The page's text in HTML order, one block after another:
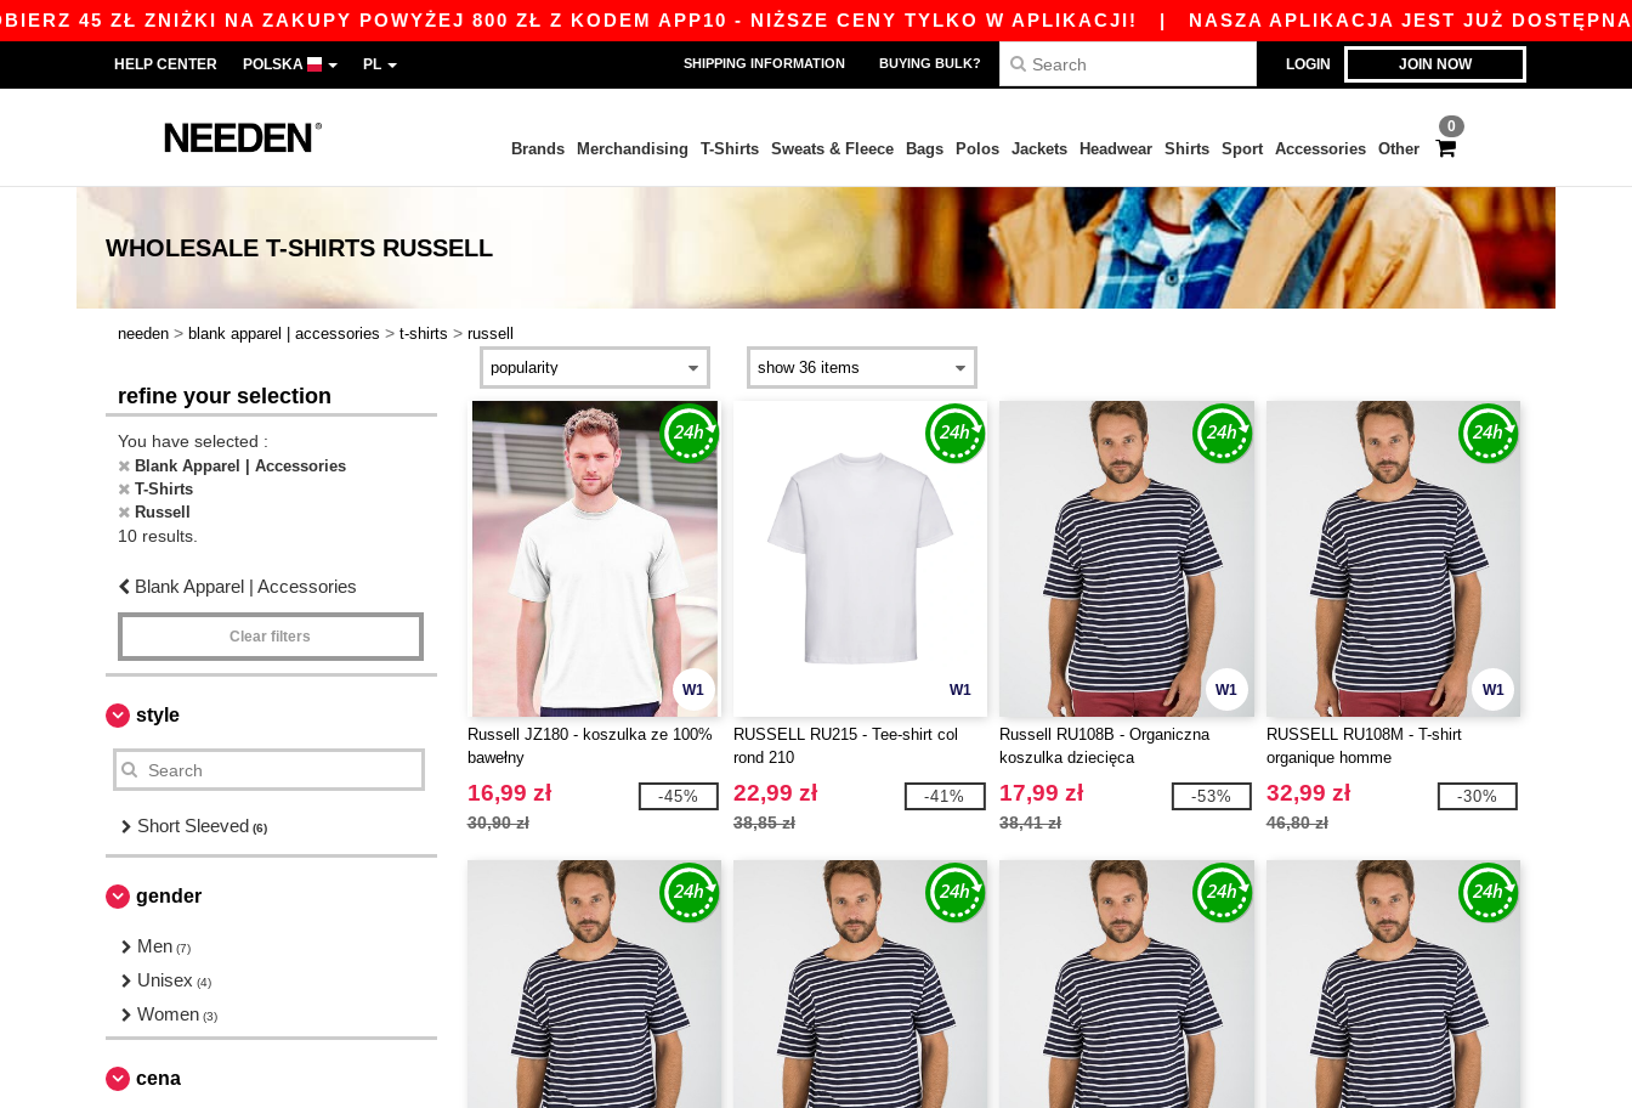
45 ZŁ ZNIŻKI NA ZAKUPY POWYŻEJ 800 ZŁ Z KODEM APP10 - NIŻSZE CENY TYLKO W APLIKACJI!| NASZA APLIKACJA JEST JUŻ DOSTĘPNA
LOGIN JOIN NOW
HELP CENTER POLSKA PL SHIPPING INFORMATION BUYING BULK?
0
Brands Merchandising T-Shirts Sweats & Fleece Bags Polos Jackets Headwear Shirts Sport Accessories Other
WHOLESALE T-SHIRTS RUSSELL
needen > blank apparel | accessories > t-shirts > russell
refine your selection
You have selected :
Blank Apparel | Accessories
T-Shirts
Russell
10 results.
Blank Apparel | Accessories
Clear filters
style
Short Sleeved (6)
gender
Men (7)
Unisex (4)
Women (3)
cena
W1
Russell JZ180 - koszulka ze 100%
bawełny
16,99 zł
30,90 zł
-45%
W1
RUSSELL RU215 - Tee-shirt col
rond 210
22,99 zł
38,85 zł
-41%
W1
Russell RU108B - Organiczna
koszulka dziecięca
17,99 zł
38,41 zł
-53%
W1
RUSSELL RU108M - T-shirt
organique homme
32,99 zł
46,80 zł
-30%